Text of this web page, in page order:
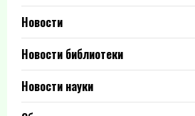
Новости
Новости библиотеки
Новости науки